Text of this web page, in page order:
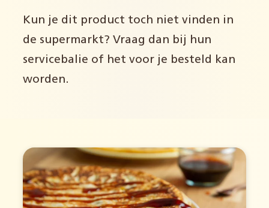
Kun je dit product toch niet vinden in
de supermarkt? Vraag dan bij hun
servicebalie of het voor je besteld kan
worden.